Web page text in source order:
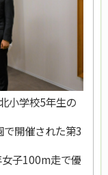
小学校5年生の
開催された第3
子100m走で優